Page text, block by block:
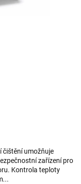
čištění umožňuje
zařízení pro
Kontrola teploty